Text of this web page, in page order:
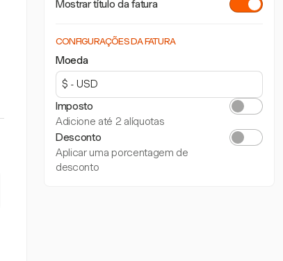
Mostrar título da fatura
CONFIGURAÇÕES DA FATURA
Moeda
Imposto
Adicione até 2 alíquotas
Desconto
Aplicar uma porcentagem de
desconto